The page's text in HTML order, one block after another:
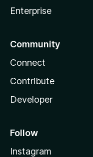
Enterprise
Community
Connect
Contribute
Developer
Follow
Instagram